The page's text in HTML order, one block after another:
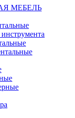
МЕБЕЛЬ